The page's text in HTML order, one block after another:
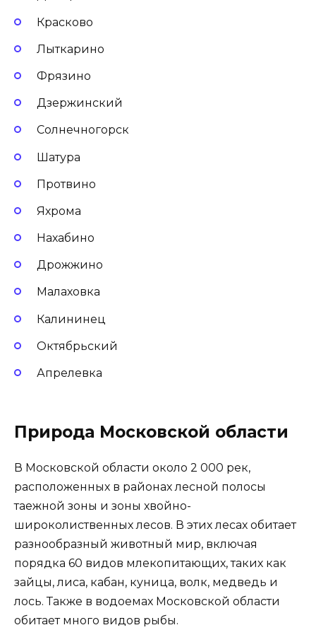
Красково
Лыткарино
Фрязино
Дзержинский
Солнечногорск
Шатура
Протвино
Яхрома
Нахабино
Дрожжино
Малаховка
Калининец
Октябрьский
Апрелевка
Природа Московской области
В Московской области около 2 000 рек,
расположенных в районах лесной полосы
таежной зоны и зоны хвойно-
широколиственных лесов. В этих лесах обитает
разнообразный животный мир, включая
порядка 60 видов млекопитающих, таких как
зайцы, лиса, кабан, куница, волк, медведь и
лось. Также в водоемах Московской области
обитает много видов рыбы.